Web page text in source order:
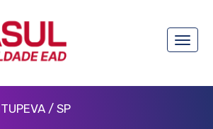
Toggle
/ SP